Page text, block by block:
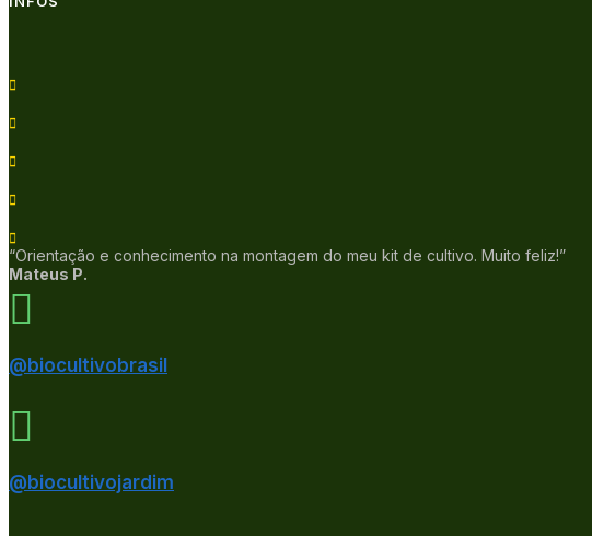
“Orientação e conhecimento na montagem do meu kit de cultivo. Muito feliz!”
Mateus P.
@biocultivobrasil
@biocultivojardim